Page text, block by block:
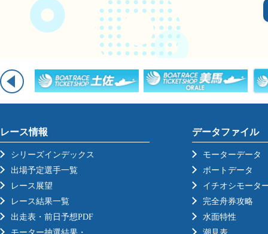
レース情報
シリーズインデックス
出場予定選手一覧
レース展望
レース結果一覧
出走表・前日予想PDF
データファイル
モーターデータ
ボートデータ
イチオシモータ
完全舟券攻略
水面特性